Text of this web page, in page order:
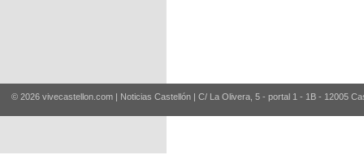
© 2026 vivecastellon.com | Noticias Castellón | C/ La Olivera, 5 - portal 1 - 1B - 12005